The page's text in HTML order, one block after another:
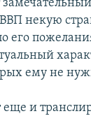
некую
его
ему не
еще и